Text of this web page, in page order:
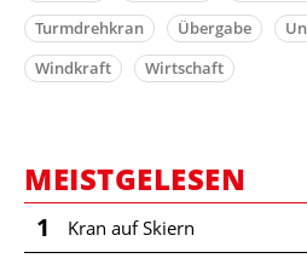
Turmdrehkran
Übergabe
Windkraft
Wirtschaft
MEISTGELESEN
1 Kran auf Skiern